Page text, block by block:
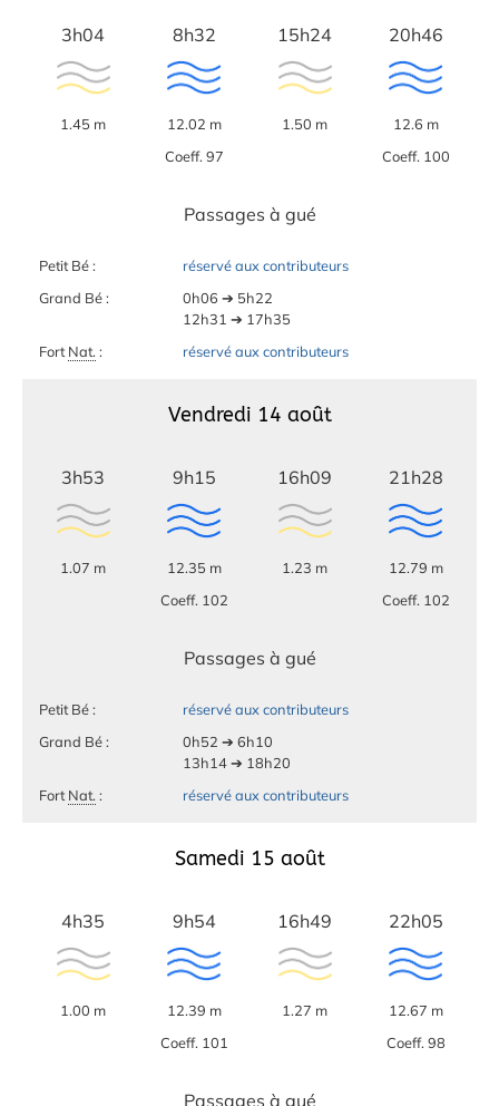
3h04
1.45 m
8h32
12.02 m
Coeff. 97
15h24
1.50 m
20h46
12.6 m
Coeff. 100
Passages à gué
Petit Bé :
réservé aux contributeurs
Grand Bé :
0h06 ➔ 5h22
12h31 ➔ 17h35
FortNat. : réservé aux contributeurs
Vendredi 14 août
3h53
1.07 m
9h15
12.35 m
Coeff. 102
16h09
1.23 m
21h28
12.79 m
Coeff. 102
Passages à gué
Petit Bé :
réservé aux contributeurs
Grand Bé :
0h52 ➔ 6h10
13h14 ➔ 18h20
Fort Nat. : réservé aux contributeurs
Samedi 15 août
4h35
1.00 m
9h54
12.39 m
Coeff. 101
16h49
1.27 m
22h05
12.67 m
Coeff. 98
Passages à gué